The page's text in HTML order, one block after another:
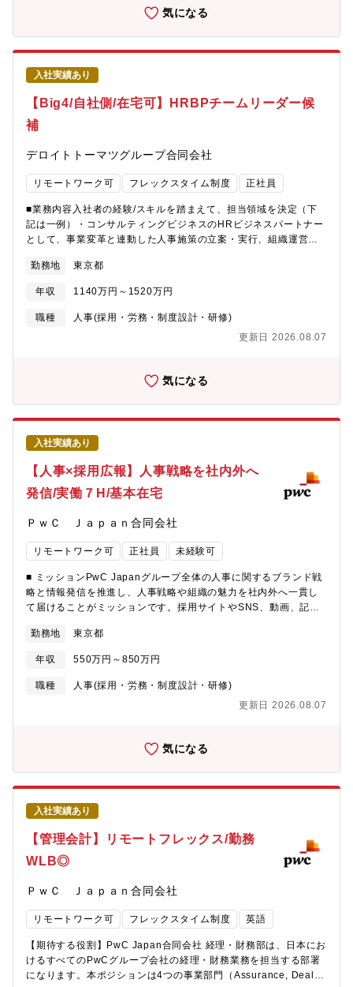
が豊富にあるため、人事領域の専門性を幅広く、かつ深く身につ
けることが可能です。大手グループ企業において、より経営層に
近い立場で人事キャリアを広げていきたい方にはおすすめで
す。・フレックス制度導入（マネージャー未満）かつ在宅が最大
で週3日まで可能なためワークライフスタイルに合わせた働き方が
可能です。【キャリアパス】・HRBPとしてのキャリアを深める
ことやHR企画領域やその他領域（採用、人材開発、人事オペレー
ション）のエキスパートとしてのキャリアを構築することができ
ます。【募集背景】欠員補充のため【組織構成】３つのサブチー
でフルフレックス、週2~3日の在宅勤務が可能な想定です。ワーク
ライフスタイルに合わせた働き方が可能です。※東京事務所は豊
洲エリアへの移転を計画中（2026年秋予定）
気になる
入社実績あり
【Big4/自社側/在宅可】HRBPチームリーダー候
補
デロイトトーマツグループ合同会社
リモートワーク可 フレックスタイム制度 正社員
■業務内容入社者の経験/スキルを踏まえて、担当領域を決定（下
記は一例）・コンサルティングビジネスのHRビジネスパートナー
として、事業変革と連動した人事施策の立案・実行、組織運営に
人事全般の管理・運営を実施※メールの読み書きにおいて英語を
使用する場面もございます。【企業担当から見た魅力】・経営層
との距離が非常に近いため、経営視点で組織・人事の仕事に取り
組むことができる環境です。・様々なテーマの人事企画業務に携
く身につけることが可能です。大手グループ企業において、より
めです。・フレックス制度導入（マネージャー未満）かつ在宅が
最大で週3日まで可能なためワークライフスタイルに合わせた働き
方が可能です。【キャリアパス】HRBP組織のリーダーやHR企画
領域やその他領域（採用、人材開発、人事オペレーション）のエ
キスパートへのキャリアが想定されます。【募集背景】欠員補充
のため【組織構成】マネジャー1名、シニアスタッフ2名、派遣1名
【働き方】標準労働時間7時間でフルフレックス、週2~3日の在宅
勤務が可能な想定です。ワークライフスタイルに合わせた働き方
が可能です。月平均の想定残業が20時間※東京事務所は豊洲エリ
勤務地 東京都
年収 1140万円～1520万円
職種
人事(採用・労務・制度設計・研修)
更新日 2026.08.07
気になる
入社実績あり
【人事×採用広報】人事戦略を社内外へ
発信/実働７H/基本在宅
ＰｗＣ Ｊａｐａｎ合同会社
リモートワーク可 正社員 未経験可
■ ミッションPwC Japanグループ全体の人事に関するブランド戦
略と情報発信を推進し、人事戦略や組織の魅力を社内外へ一貫し
て届けることがミッションです。採用サイトやSNS、動画、記
にPwCらしい魅力を伝え、採用力の向上と社員の働く価値を高め
ることを目指します。また、採用広報にとどまらず、人事全体の
ブランドづくりという視点から、各法人や人事部門と連携し、課
題の整理から企画立案、実行、改善まで主体的に推進していただ
戦略を担い、組織・人材に関する課題解決を推進する組織です。
るメンバーを募集しています。※採用市場の競争が激化する中、
従来の採用広報に留まらず、人事視点でのブランド戦略や社内外
コミュニケーションをさらに強化していくことが求められていま
す。本ポジションでは、PwC Japanグループ全体のPeople
Brandingを推進し、人事戦略をブランド価値として社内外へ発信
する重要な役割を担います。■ 職務内容※担当Managerのもと、
ご経験や志向に応じて担当領域を決定します。主な業務は以下の
とおりです。・採用サイト、公式採用SNS、動画、記事などのコ
ンテンツ企画・制作・運営・候補者との接点強化を目的とした採
発信するブランドコミュニケーションの企画・HC領域における社
内コミュニケーション施策の企画・改善・採用資料や研修資料な
ど各種コンテンツのブランドレビューおよび品質管理・グループ
改善提案・Webサイト、SNS、イベント、外部メディアなど複数
チャネルを活用した情報発信・中長期的なPeople Branding戦略
の推進※日々のコンテンツ制作だけではなく、ブランド戦略の企
勤務地 東京都
年収 550万円～850万円
職種
人事(採用・労務・制度設計・研修)
更新日 2026.08.07
気になる
入社実績あり
【管理会計】リモートフレックス/勤務
WLB◎
ＰｗＣ Ｊａｐａｎ合同会社
リモートワーク可 フレックスタイム制度 英語
【期待する役割】PwC Japan合同会社 経理・財務部は、日本にお
けるすべてのPwCグループ会社の経理・財務業務を担当する部署
になります。本ポジションは4つの事業部門（Assurance, Deals,